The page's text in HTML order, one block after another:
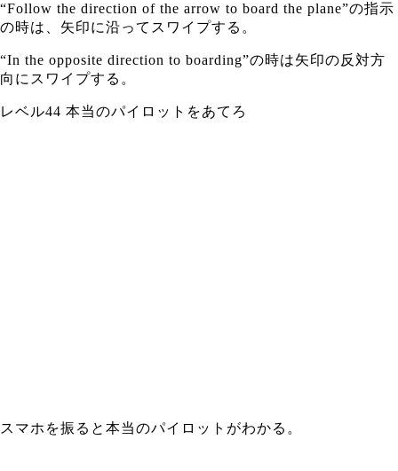
“Follow the direction of the arrow to board the plane”の指示
の時は、矢印に沿ってスワイプする。
“In the opposite direction to boarding”の時は矢印の反対方
向にスワイプする。
レベル44 本当のパイロットをあてろ
スマホを振ると本当のパイロットがわかる。